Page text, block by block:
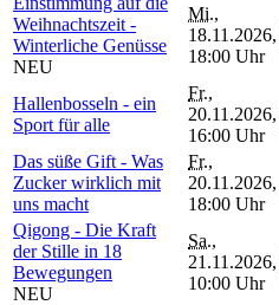
Weihnachtszeit -
Winterliche Genüsse
NEU
Mi.,
18.11.2026,
18:00 Uhr
Hallenbosseln - ein
Sport für alle
Fr.,
20.11.2026,
16:00 Uhr
Das süße Gift - Was
Zucker wirklich mit
uns macht
Fr.,
20.11.2026,
18:00 Uhr
Qigong - Die Kraft
der Stille in 18
Bewegungen
NEU
Sa.,
21.11.2026,
10:00 Uhr